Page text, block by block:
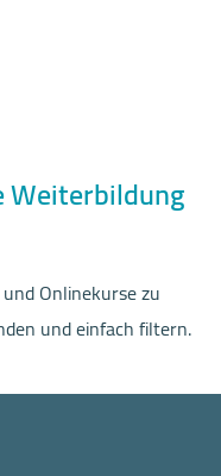
Weiterbildung
Onlinekurse zu
und einfach filtern.